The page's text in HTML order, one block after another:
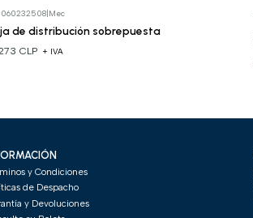
| Mec
de distribución sobrepuesta
CLP + IVA
y Condiciones
de Despacho
y Devoluciones